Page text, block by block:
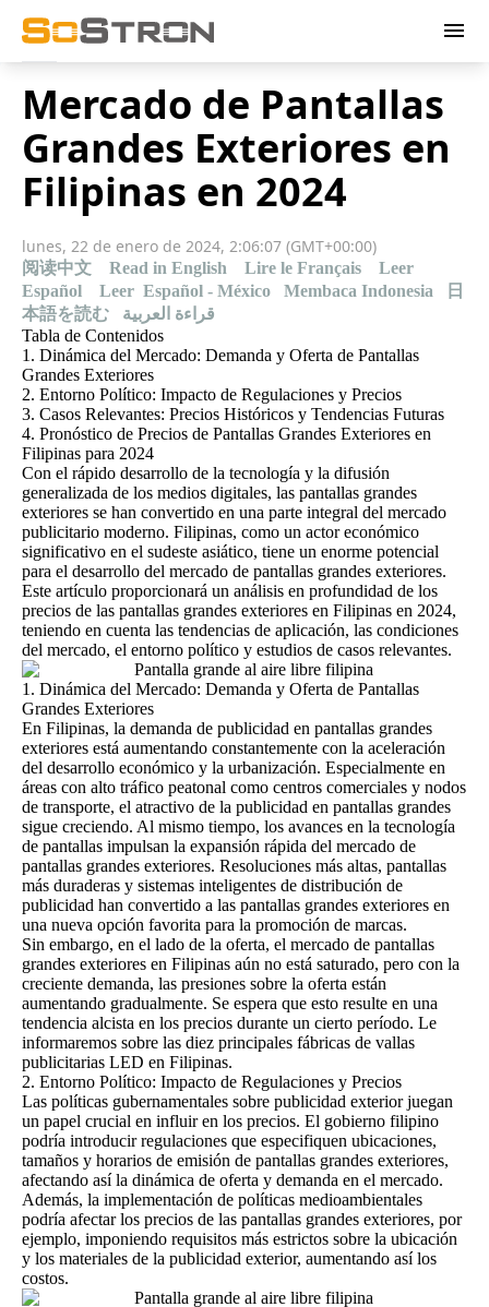
menu
Mercado de Pantallas
Grandes Exteriores en
Filipinas en 2024
lunes, 22 de enero de 2024, 2:06:07 (GMT+00:00)
阅读中文 Read in English Lire le Français
Leer
Español
Leer Español - México Membaca Indonesia
日
本語を読む
قراءة العربية
Tabla de Contenidos
1. Dinámica del Mercado: Demanda y Oferta de Pantallas
Grandes Exteriores
2. Entorno Político: Impacto de Regulaciones y Precios
3. Casos Relevantes: Precios Históricos y Tendencias Futuras
4. Pronóstico de Precios de Pantallas Grandes Exteriores en
Filipinas para 2024
Con el rápido desarrollo de la tecnología y la difusión
generalizada de los medios digitales, las pantallas grandes
exteriores se han convertido en una parte integral del mercado
publicitario moderno. Filipinas, como un actor económico
significativo en el sudeste asiático, tiene un enorme potencial
para el desarrollo del mercado de pantallas grandes exteriores.
Este artículo proporcionará un análisis en profundidad de los
precios de las pantallas grandes exteriores en Filipinas en 2024,
teniendo en cuenta las tendencias de aplicación, las condiciones
del mercado, el entorno político y estudios de casos relevantes.
1. Dinámica del Mercado: Demanda y Oferta de Pantallas
Grandes Exteriores
En Filipinas, la demanda de publicidad en pantallas grandes
exteriores está aumentando constantemente con la aceleración
del desarrollo económico y la urbanización. Especialmente en
áreas con alto tráfico peatonal como centros comerciales y nodos
de transporte, el atractivo de la publicidad en pantallas grandes
sigue creciendo. Al mismo tiempo, los avances en la tecnología
de pantallas impulsan la expansión rápida del mercado de
pantallas grandes exteriores. Resoluciones más altas, pantallas
más duraderas y sistemas inteligentes de distribución de
publicidad han convertido a las pantallas grandes exteriores en
una nueva opción favorita para la promoción de marcas.
Sin embargo, en el lado de la oferta, el mercado de pantallas
grandes exteriores en Filipinas aún no está saturado, pero con la
creciente demanda, las presiones sobre la oferta están
aumentando gradualmente. Se espera que esto resulte en una
tendencia alcista en los precios durante un cierto período. Le
informaremos sobre las diez principales fábricas de vallas
publicitarias LED en Filipinas.
2. Entorno Político: Impacto de Regulaciones y Precios
Las políticas gubernamentales sobre publicidad exterior juegan
un papel crucial en influir en los precios. El gobierno filipino
podría introducir regulaciones que especifiquen ubicaciones,
tamaños y horarios de emisión de pantallas grandes exteriores,
afectando así la dinámica de oferta y demanda en el mercado.
Además, la implementación de políticas medioambientales
podría afectar los precios de las pantallas grandes exteriores, por
ejemplo, imponiendo requisitos más estrictos sobre la ubicación
y los materiales de la publicidad exterior, aumentando así los
costos.